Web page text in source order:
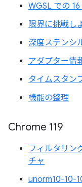
WGSL での
限界に挑戦し
深度ステンシ
アダプター情
タイムスタン
機能の整理
Chrome 119
フィルタリン
チャ
unorm10-10-